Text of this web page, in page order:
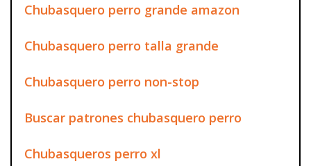
Chubasquero perro grande amazon
Chubasquero perro talla grande
Chubasquero perro non-stop
Buscar patrones chubasquero perro
Chubasqueros perro xl